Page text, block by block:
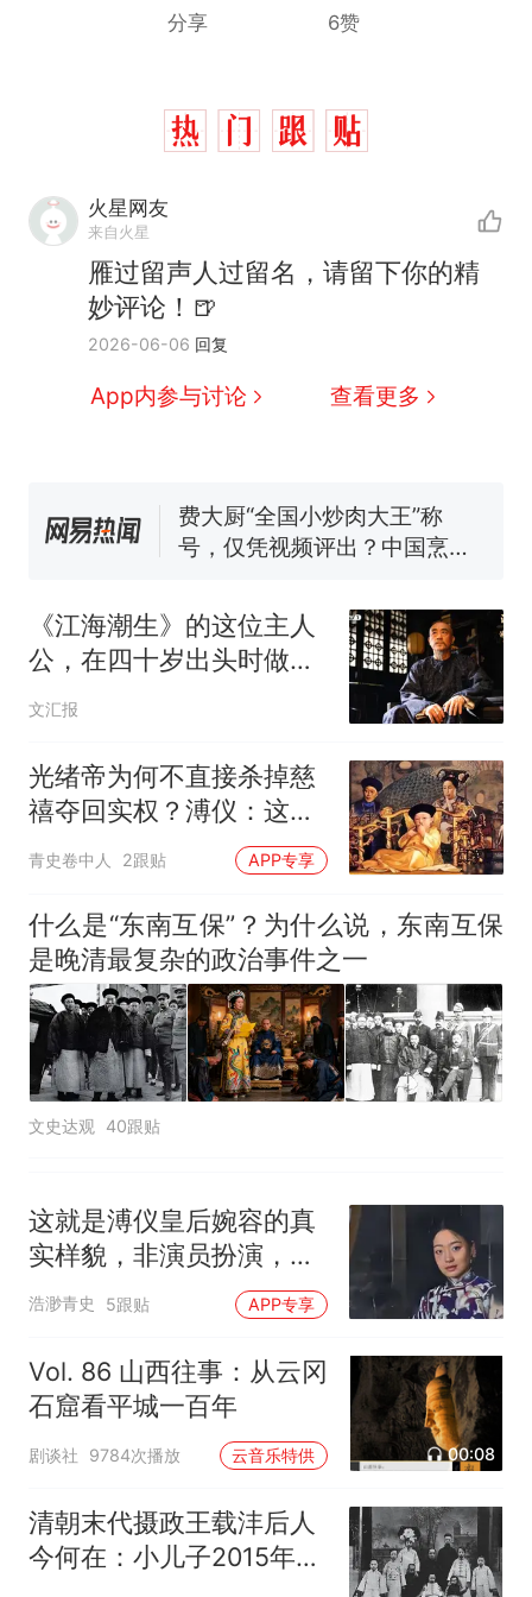
分享 6赞
火星网友
来自火星
雁过留声人过留名，请留下你的精
妙评论！🍺
2026-06-06 回复
App内参与讨论 查看更多
哥士兵搬起大石块投向移民引
争议，此前一天内数万人从摩
洛哥涌入西班牙
新 男子上山采菌偶然发现鸡枞
协会回应
美国一场追捕行动中，一男子
在车辆行驶中爬上车顶跳舞。
官方通报
惊艳！字都飘起来了 博主在田
间创作“悬浮字” 网友：真·裸眼
西班牙飞地休达边境，摩洛
争议，此前一天内数万人从摩
洛哥涌入西班牙
《江海潮生》的这位主人
公，在四十岁出头时做出
了重大的人生决定
文汇报
光绪帝为何不直接杀掉慈
禧夺回实权？溥仪：这三
个后果他无法承担
青史卷中人 2跟贴 APP专享
什么是“东南互保”？为什么说，东南互保
是晚清最复杂的政治事件之一
文史达观 40跟贴
这就是溥仪皇后婉容的真
实样貌，非演员扮演，货
真价实的罕见照片
浩渺青史 5跟贴 APP专享
Vol. 86 山西往事：从云冈
石窟看平城一百年
剧谈社 9784次播放 云音乐特供 00:08
清朝末代摄政王载沣后人
今何在：小儿子2015年去